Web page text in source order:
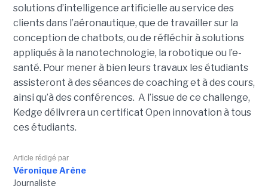
solutions d’intelligence artificielle au service des
clients dans l’aéronautique, que de travailler sur la
conception de chatbots, ou de réfléchir à solutions
appliqués à la nanotechnologie, la robotique ou l’e-
santé. Pour mener à bien leurs travaux les étudiants
assisteront à des séances de coaching et à des cours,
ainsi qu’à des conférences. A l’issue de ce challenge,
Kedge délivrera un certificat Open innovation à tous
ces étudiants.
Article rédigé par
Véronique Arène
Journaliste